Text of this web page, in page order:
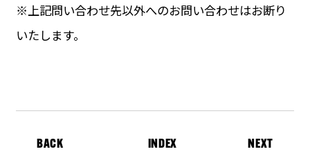
※上記問い合わせ先以外へのお問い合わせはお断り
いたします。
BACK INDEX NEXT